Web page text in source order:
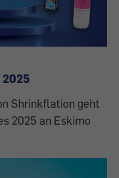
2025
Shrinkflation geht
2025 an Eskimo